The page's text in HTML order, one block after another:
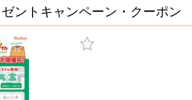
ントキャンペーン・クーポン